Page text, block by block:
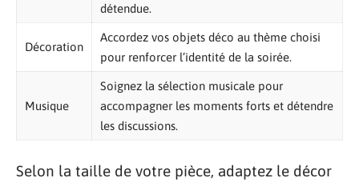
détendue.
Décoration
Accordez vos objets déco au thème choisi
pour renforcer l’identité de la soirée.
Musique
Soignez la sélection musicale pour
accompagner les moments forts et détendre
les discussions.
Selon la taille de votre pièce, adaptez le décor